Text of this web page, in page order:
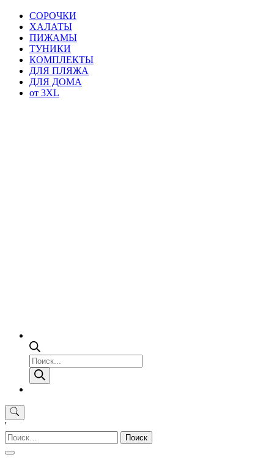
СОРОЧКИ
ХАЛАТЫ
ПИЖАМЫ
ТУНИКИ
КОМПЛЕКТЫ
ДЛЯ ПЛЯЖА
ДЛЯ ДОМА
от 3XL
Поиск
товаров
'
Найти: